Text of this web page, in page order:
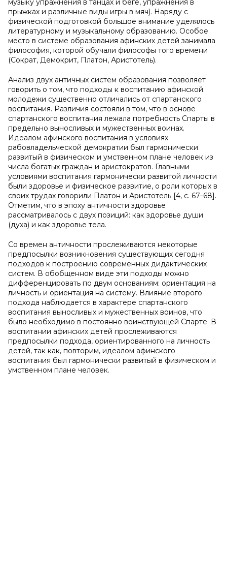
музыку упражнения в танцах и беге, упражнения в
прыжках и различные виды игры в мяч). Наряду с
физической подготовкой большое внимание уделялось
литературному и музыкальному образованию. Особое
место в системе образования афинских детей занимала
философия, которой обучали философы того времени
(Сократ, Демокрит, Платон, Аристотель).
Анализ двух античных систем образования позволяет
говорить о том, что подходы к воспитанию афинской
молодежи существенно отличались от спартанского
воспитания. Различия состояли в том, что в основе
спартанского воспитания лежала потребность Спарты в
предельно выносливых и мужественных воинах.
Идеалом афинского воспитания в условиях
рабовладельческой демократии был гармонически
развитый в физическом и умственном плане человек из
числа богатых граждан и аристократов. Главными
условиями воспитания гармонически развитой личности
были здоровье и физическое развитие, о роли которых в
своих трудах говорили Платон и Аристотель [4, с. 67–68].
Отметим, что в эпоху античности здоровье
рассматривалось с двух позиций: как здоровье души
(духа) и как здоровье тела.
Со времен античности прослеживаются некоторые
предпосылки возникновения существующих сегодня
подходов к построению современных дидактических
систем. В обобщенном виде эти подходы можно
дифференцировать по двум основаниям: ориентация на
личность и ориентация на систему. Влияние второго
подхода наблюдается в характере спартанского
воспитания выносливых и мужественных воинов, что
было необходимо в постоянно воинствующей Спарте. В
воспитании афинских детей прослеживаются
предпосылки подхода, ориентированного на личность
детей, так как, повторим, идеалом афинского
воспитания был гармонически развитый в физическом и
умственном плане человек.